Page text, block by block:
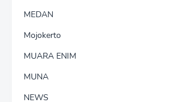
MEDAN
Mojokerto
MUARA ENIM
MUNA
NEWS